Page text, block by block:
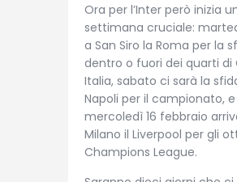
Ora per l’Inter però inizia
settimana cruciale:
a San Siro la Roma per la
dentro o fuori dei quarti di
Italia, sabato ci sarà la
Napoli per il campionato, e
mercoledì 16 febbraio
Milano il Liverpool per gli
Champions League.